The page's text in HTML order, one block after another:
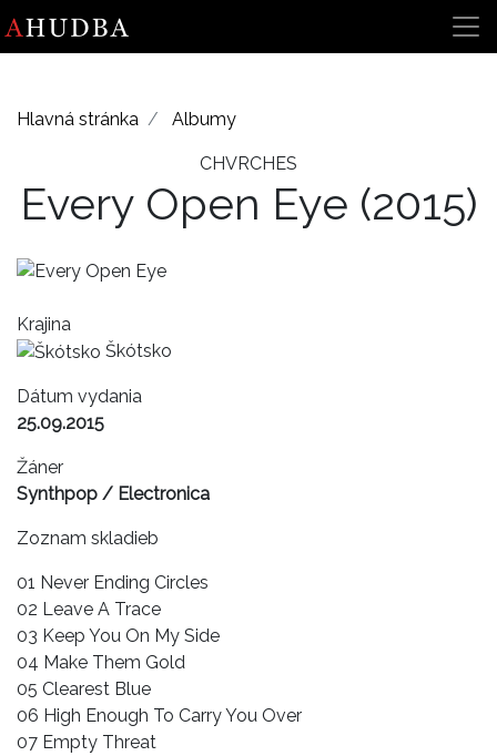
Hlavná stránka Albumy
CHVRCHES
Every Open Eye (2015)
Krajina
Škótsko
Dátum vydania
25.09.2015
Žáner
Synthpop / Electronica
Zoznam skladieb
01 Never Ending Circles
02 Leave A Trace
03 Keep You On My Side
04 Make Them Gold
05 Clearest Blue
06 High Enough To Carry You Over
07 Empty Threat